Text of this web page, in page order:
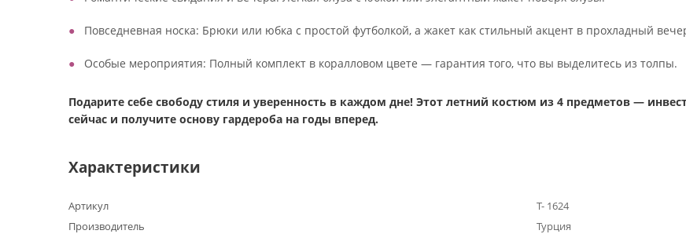
Повседневная носка: Брюки или юбка с простой футболкой, а жакет как стильный акцент в прохладный
Особые мероприятия: Полный комплект в коралловом цвете — гарантия того, что вы выделитесь из толпы.
Подарите себе свободу стиля и уверенность в каждом дне! Этот летний костюм из 4 предметов —
сейчас и получите основу гардероба на годы вперед.
Характеристики
Артикул
Т- 1624
Производитель
Турция